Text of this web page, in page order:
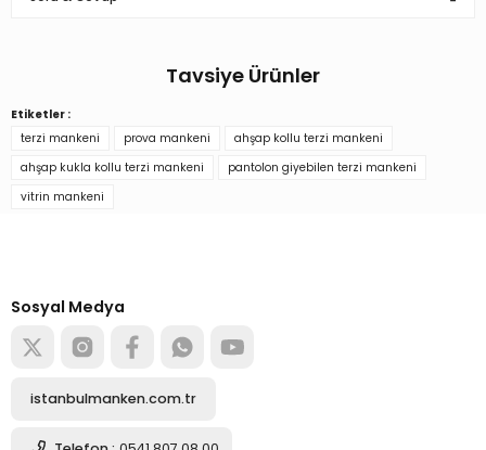
Ürün hakkında henüz soru sorulmamış.
Soru Sor
Tavsiye Ürünler
Etiketler :
terzi mankeni
prova mankeni
ahşap kollu terzi mankeni
ahşap kukla kollu terzi mankeni
pantolon giyebilen terzi mankeni
vitrin mankeni
Sosyal Medya
istanbulmanken.com.tr